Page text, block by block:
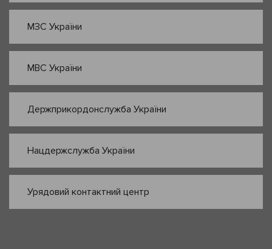
МЗС України
МВС України
Держприкордонслужба України
Нацдержслужба України
Урядовий контактний центр